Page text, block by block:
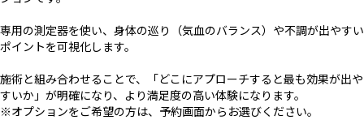
専用の測定器を使い、身体の巡り（気血のバランス）や不調が出やすい
ポイントを可視化します。
施術と組み合わせることで、「どこにアプローチすると最も効果が出や
すいか」が明確になり、より満足度の高い体験になります。
※オプションをご希望の方は、予約画面からお選びください。